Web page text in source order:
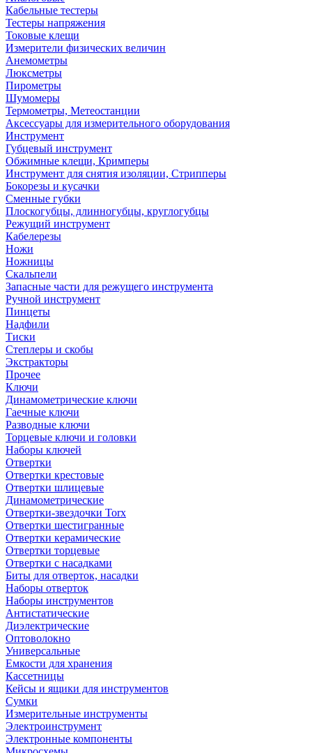
Кабельные тестеры
Тестеры напряжения
Токовые клещи
Измерители физических величин
Анемометры
Люксметры
Пирометры
Шумомеры
Термометры, Метеостанции
Аксессуары для измерительного оборудования
Инструмент
Губцевый инструмент
Обжимные клещи, Кримперы
Инструмент для снятия изоляции, Стрипперы
Бокорезы и кусачки
Сменные губки
Плоскогубцы, длинногубцы, круглогубцы
Режущий инструмент
Кабелерезы
Ножи
Ножницы
Скальпели
Запасные части для режущего инструмента
Ручной инструмент
Пинцеты
Надфили
Тиски
Степлеры и скобы
Экстракторы
Прочее
Ключи
Динамометрические ключи
Гаечные ключи
Разводные ключи
Торцевые ключи и головки
Наборы ключей
Отвертки
Отвертки крестовые
Отвертки шлицевые
Динамометрические
Отвертки-звездочки Torx
Отвертки шестигранные
Отвертки керамические
Отвертки торцевые
Отвертки с насадками
Биты для отверток, насадки
Наборы отверток
Наборы инструментов
Антистатические
Диэлектрические
Оптоволокно
Универсальные
Емкости для хранения
Кассетницы
Кейсы и ящики для инструментов
Сумки
Измерительные инструменты
Электроинструмент
Электронные компоненты